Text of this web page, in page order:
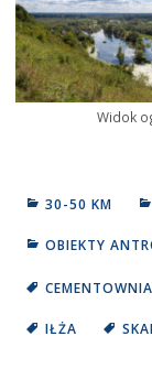
Widok
30-50 KM
OBIEKTY
IŁŻA